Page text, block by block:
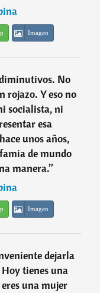
Imagen
No
rojazo. Y eso no
socialista, ni
esa
unos años,
de mundo
manera.”
Imagen
dejarla
tienes una
una mujer